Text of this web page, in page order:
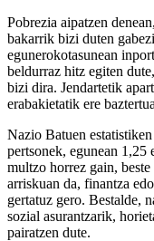
Pobrezia aipatzen
bakarrik bizi duten
egunerokotasunean
beldurraz hitz egiten
bizi dira. Jendartetik
erabakietatik ere
Nazio Batuen
pertsonek, egunean 1,25
multzo horrez gain,
arriskuan da, finantza
gertatuz gero. Bestalde,
sozial asurantzarik,
pairatzen dute.